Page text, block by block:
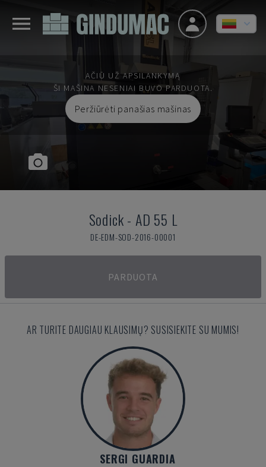
AČIŪ UŽ APSILANKYMĄ
ŠI MAŠINA NESENIAI BUVO PARDUOTA.
Peržiūrėti panašias mašinas
Sodick- AD 55 L
DE-EDM-SOD-2016-00001
PARDUOTA
AR TURITE DAUGIAU KLAUSIMŲ? SUSISIEKITE SU MUMIS!
SERGI GUARDIA